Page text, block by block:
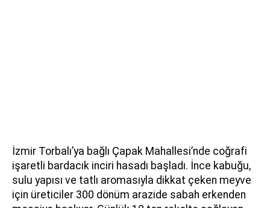
İzmir Torbalı’ya bağlı Çapak Mahallesi’nde coğrafi
işaretli bardacık inciri hasadı başladı. İnce kabuğu,
sulu yapısı ve tatlı aromasıyla dikkat çeken meyve
için üreticiler 300 dönüm arazide sabah erkenden